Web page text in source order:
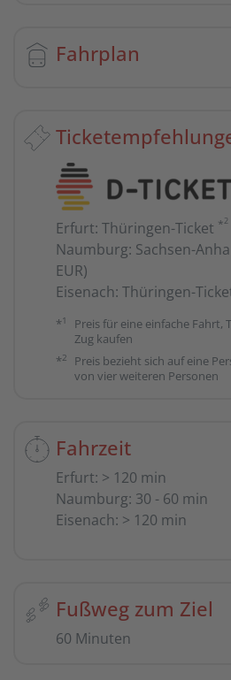
Fahrplan
Erfurt: Thüringen-Ticket *2
Naumburg: Sachsen-
EUR)
Eisenach: Thüringen-
*1
Preis für eine einfache Fahrt,
Zug kaufen
*2
Preis bezieht sich auf eine
von vier weiteren Personen
Fahrzeit
Erfurt: > 120 min
Naumburg: 30 - 60 min
Eisenach: > 120 min
Fußweg zum Ziel
60 Minuten